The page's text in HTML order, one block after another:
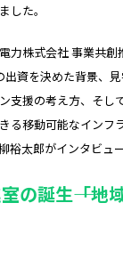
した。
力株式会社 事業共
出資を決めた背景、
支援の考え方、そ
る移動可能なイン
裕太郎がインタビュ
の誕生――「